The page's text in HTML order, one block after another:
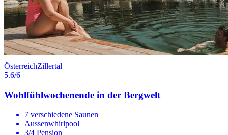
ÖsterreichZillertal
5.6/6
Wohlfühlwochenende in der Bergwelt
7 verschiedene Saunen
Aussenwhirlpool
3/4 Pension